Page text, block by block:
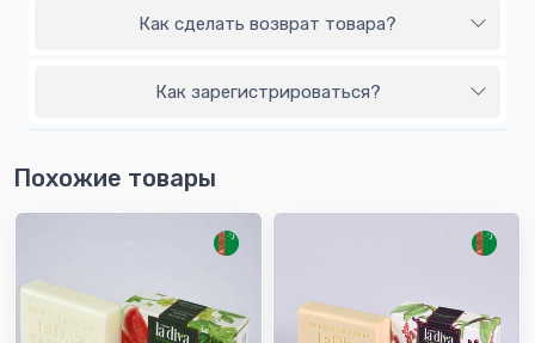
Как сделать возврат товара?
Как зарегистрироваться?
Похожие товары